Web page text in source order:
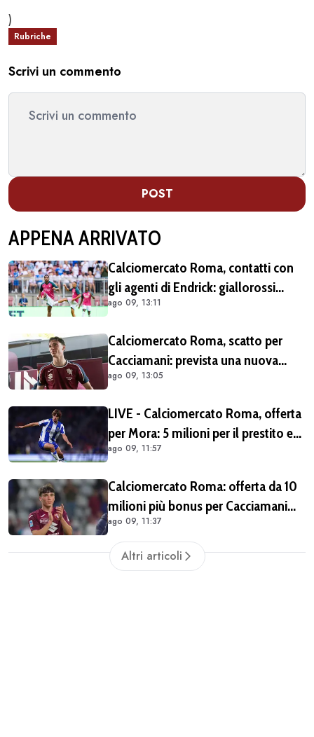
)
Rubriche
Scrivi un commento
POST
APPENA ARRIVATO
Calciomercato Roma, contatti con
gli agenti di Endrick: giallorossi
pronti all'affondo in caso di apertura
ago 09, 13:11
Calciomercato Roma, scatto per
Cacciamani: prevista una nuova
offerta tra oggi e domani
ago 09, 13:05
LIVE - Calciomercato Roma, offerta
per Mora: 5 milioni per il prestito e
45 per il riscatto al Porto, giallorossi
ago 09, 11:57
Calciomercato Roma: offerta da 10
milioni più bonus per Cacciamani
ma c'è distanza, interesse anche
dell'Inter. Cherubini vicino al
Benevento
ago 09, 11:37
Altri articoli